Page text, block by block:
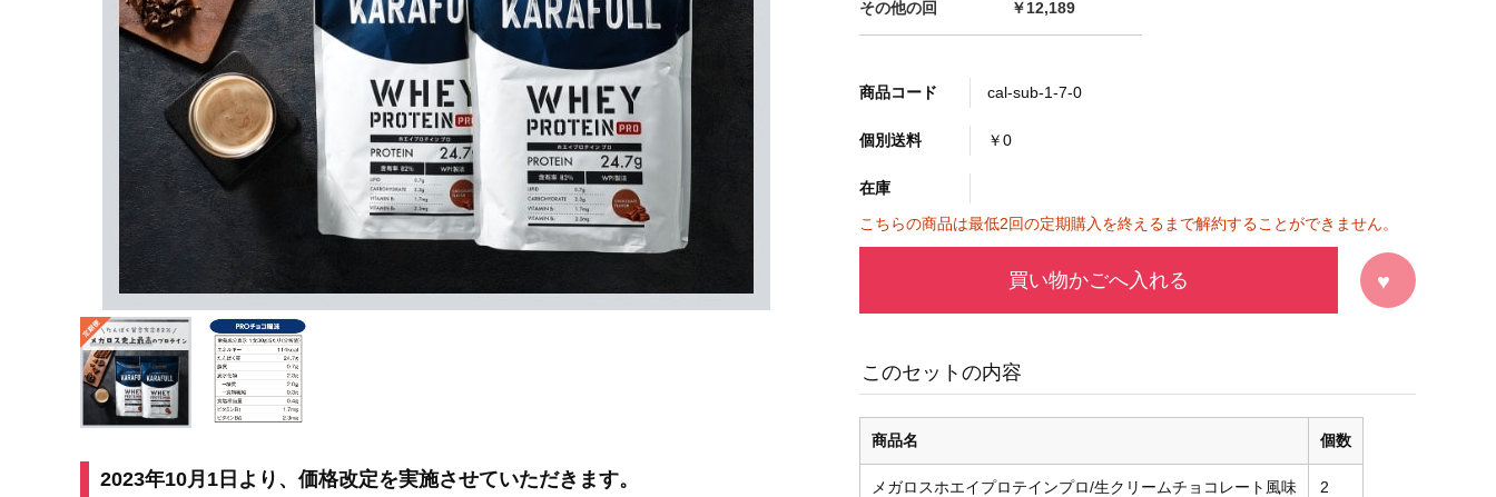
2023年10月1日より、価格改定を実施させていただきます。
その他の回 ￥12,189
商品コード cal-sub-1-7-0
個別送料 ￥0
在庫
こちらの商品は最低2回の定期購入を終えるまで解約することができません。
買い物かごへ入れる
このセットの内容
商品名 個数
メガロスホエイプロテインプロ/生クリームチョコレート風味 2